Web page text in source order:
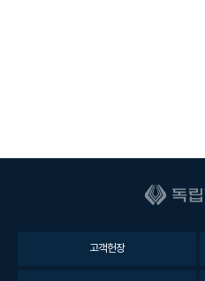
고객헌장